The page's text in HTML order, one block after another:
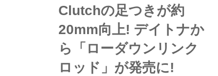
Clutchの足つきが約
20mm向上! デイトナか
ら「ローダウンリンク
ロッド」が発売に!